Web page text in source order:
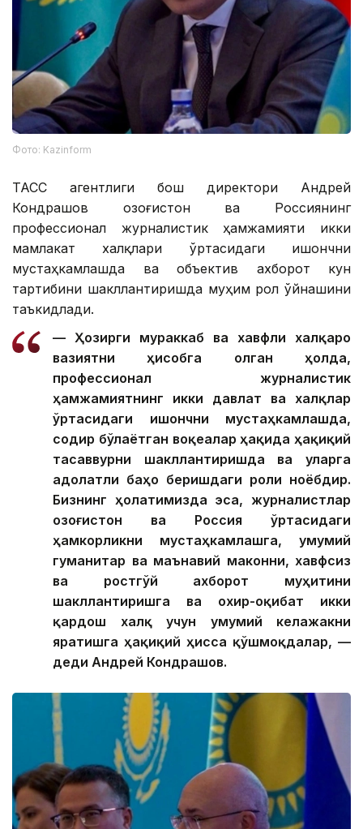
Фото: Kazinform
ТАСС агентлиги бош директори Андрей
Кондрашов Қозоғистон ва Россиянинг
профессионал журналистик ҳамжамияти икки
мамлакат халқлари ўртасидаги ишончни
мустаҳкамлашда ва объектив ахборот кун
тартибини шакллантиришда муҳим рол ўйнашини
таъкидлади.
— Ҳозирги мураккаб ва хавфли халқаро
вазиятни ҳисобга олган ҳолда,
профессионал журналистик
ҳамжамиятнинг икки давлат ва халқлар
ўртасидаги ишончни мустаҳкамлашда,
содир бўлаётган воқеалар ҳақида ҳақиқий
тасаввурни шакллантиришда ва уларга
адолатли баҳо беришдаги роли ноёбдир.
Бизнинг ҳолатимизда эса, журналистлар
Қозоғистон ва Россия ўртасидаги
ҳамкорликни мустаҳкамлашга, умумий
гуманитар ва маънавий маконни, хавфсиз
ва ростгўй ахборот муҳитини
шакллантиришга ва охир-оқибат икки
қардош халқ учун умумий келажакни
яратишга ҳақиқий ҳисса қўшмоқдалар, —
деди Андрей Кондрашов.